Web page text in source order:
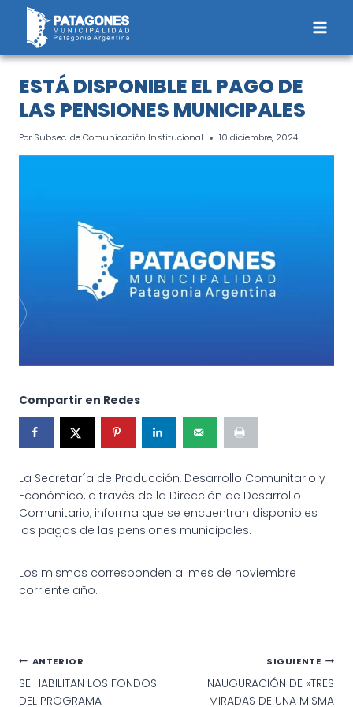
Saltar
contenido
ESTÁ DISPONIBLE EL PAGO DE
LAS PENSIONES MUNICIPALES
Por Subsec. de Comunicación Institucional 10 diciembre, 2024
Compartir en Redes
La Secretaría de Producción, Desarrollo Comunitario y
Económico, a través de la Dirección de Desarrollo
Comunitario, informa que se encuentran disponibles
los pagos de las pensiones municipales.
Los mismos corresponden al mes de noviembre
corriente año.
Navegación
de
ANTERIOR
SE HABILITAN LOS FONDOS
DEL PROGRAMA
SIGUIENTE
INAUGURACIÓN DE «TRES
MIRADAS DE UNA MISMA